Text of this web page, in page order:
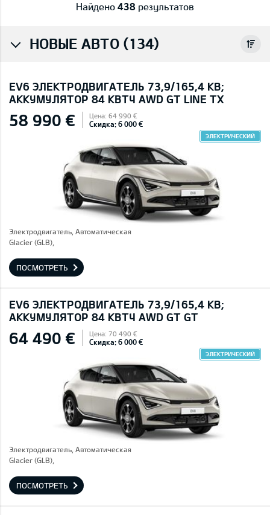
Найдено 438 результатов
НОВЫЕ АВТО (134)
EV6 ЭЛЕКТРОДВИГАТЕЛЬ 73,9/165,4 КВ;
AККУМУЛЯТОР 84 КВТЧ AWD GT LINE TX
58 990 € Цена: 64 990 €
Скидка: 6 000 €
ЭЛЕКТРИЧЕСКИЙ
Электродвигатель, Автоматическая
Glacier (GLB),
ПОСМОТРЕТЬ
EV6 ЭЛЕКТРОДВИГАТЕЛЬ 73,9/165,4 КВ;
AККУМУЛЯТОР 84 КВТЧ AWD GT GT
64 490 € Цена: 70 490 €
Скидка: 6 000 €
ЭЛЕКТРИЧЕСКИЙ
Электродвигатель, Автоматическая
Glacier (GLB),
ПОСМОТРЕТЬ